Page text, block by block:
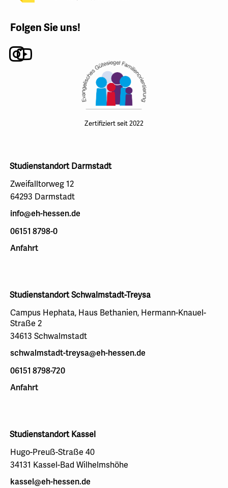
Folgen Sie uns!
Instagram
Youtube
Zertifiziert seit 2022
Studienstandort Darmstadt
Zweifalltorweg 12
64293 Darmstadt
info@eh-hessen.de
06151 8798-0
Anfahrt
Studienstandort Schwalmstadt-Treysa
Campus Hephata, Haus Bethanien, Hermann-Knauel-
Straße 2
34613 Schwalmstadt
schwalmstadt-treysa@eh-hessen.de
06151 8798-720
Anfahrt
Studienstandort Kassel
Hugo-Preuß-Straße 40
34131 Kassel-Bad Wilhelmshöhe
kassel@eh-hessen.de